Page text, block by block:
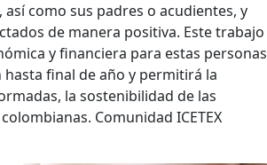
como sus padres o acudientes, y
de manera positiva. Este trabajo
y financiera para estas personas
final de año y permitirá la
la sostenibilidad de las
Comunidad ICETEX